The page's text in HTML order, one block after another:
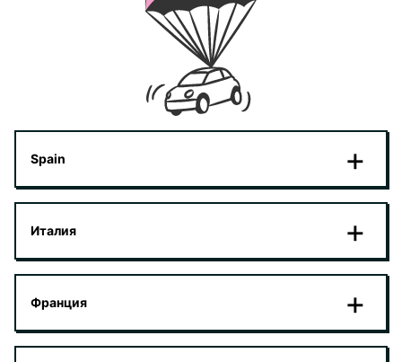
Spain
Италия
Франция